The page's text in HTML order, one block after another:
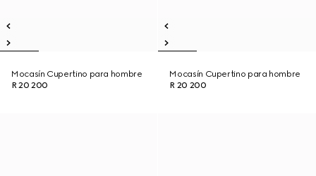
Mocasín Cupertino para hombre
R 20 200
Mocasín Cupertino para hombre
R 20 200